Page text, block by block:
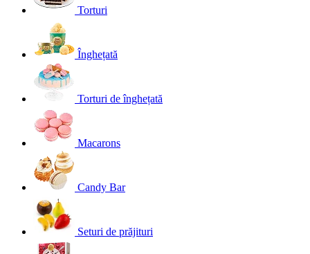
Torturi
Înghețată
Torturi de înghețată
Macarons
Candy Bar
Seturi de prăjituri